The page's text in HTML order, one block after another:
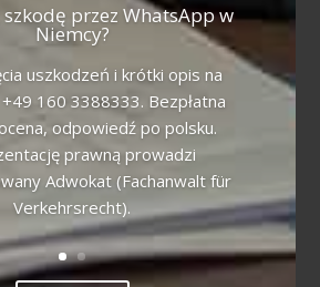
szkodę przez WhatsApp w
Niemcy?
uszkodzeń i krótki opis na
160 3388333. Bezpłatna
odpowiedź po polsku.
prawną prowadzi
Adwokat (Fachanwalt für
Verkehrsrecht).